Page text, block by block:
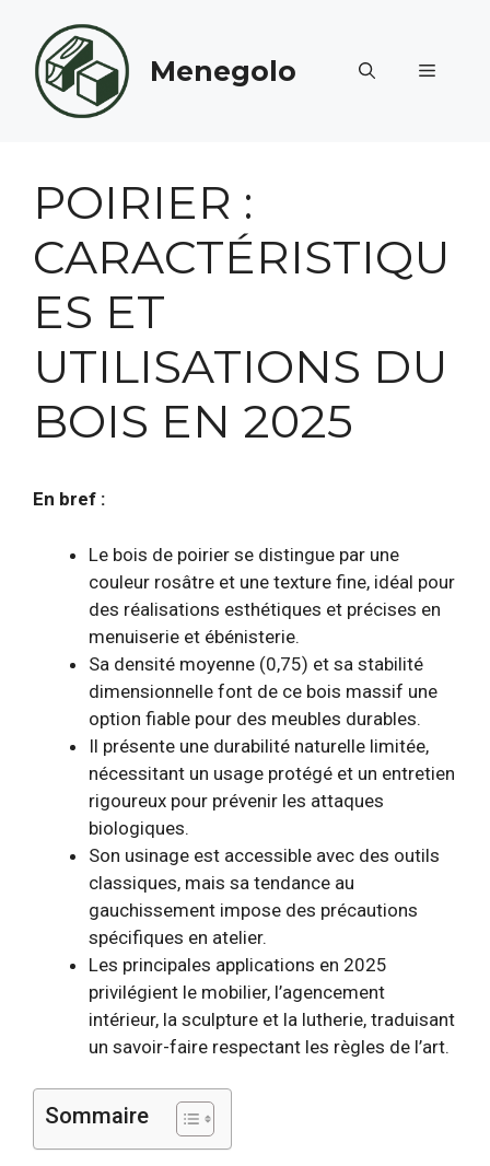
contenu
Menegolo MENU
POIRIER :
CARACTÉRISTIQU
ES ET
UTILISATIONS DU
BOIS EN 2025
En bref :
Le bois de poirier se distingue par une
couleur rosâtre et une texture fine, idéal pour
des réalisations esthétiques et précises en
menuiserie et ébénisterie.
Sa densité moyenne (0,75) et sa stabilité
dimensionnelle font de ce bois massif une
option fiable pour des meubles durables.
Il présente une durabilité naturelle limitée,
nécessitant un usage protégé et un entretien
rigoureux pour prévenir les attaques
biologiques.
Son usinage est accessible avec des outils
classiques, mais sa tendance au
gauchissement impose des précautions
spécifiques en atelier.
Les principales applications en 2025
privilégient le mobilier, l’agencement
intérieur, la sculpture et la lutherie, traduisant
un savoir-faire respectant les règles de l’art.
Sommaire